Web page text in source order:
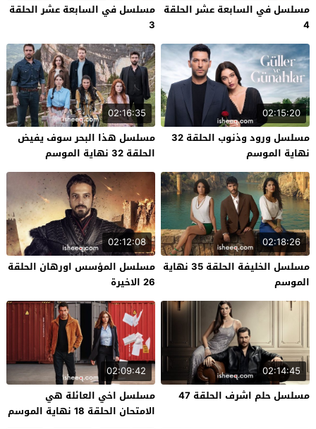
مسلسل في السابعة عشر الحلقة
4
مسلسل في السابعة عشر الحلقة
3
02:15:20
مسلسل ورود وذنوب الحلقة 32
نهاية الموسم
02:16:35
مسلسل هذا البحر سوف يفيض
الحلقة 32 نهاية الموسم
02:18:26
مسلسل الخليفة الحلقة 35 نهاية
الموسم
02:12:08
مسلسل المؤسس اورهان الحلقة
26 الاخيرة
02:14:45
مسلسل حلم اشرف الحلقة 47
02:09:42
مسلسل اخي العائلة هي
الامتحان الحلقة 18 نهاية الموسم